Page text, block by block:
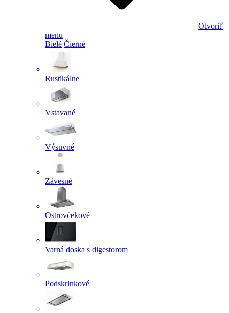
Otvoriť
menu
Bielé Čierné
Rustikálne
Vstavané
Výsuvné
Závesné
Ostrovčekové
Varná doska s digestorom
Podskrinkové